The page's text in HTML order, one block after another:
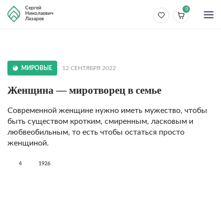
Сергей
Николаевич
Лазарев
0
МИРОВЫЕ 12 СЕНТЯБРЯ 2022
Женщина — миротворец в семье
Современной женщине нужно иметь мужество, чтобы
быть существом кротким, смиренным, ласковым и
любвеобильным, то есть чтобы остаться просто
женщиной.
4 1926